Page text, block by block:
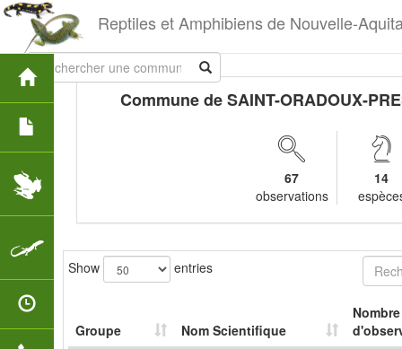
Reptiles et Amphibiens de Nouvelle-
Commune de SAINT-ORADOUX-
67
observations
14
Show entries
Groupe Nom Scientifique
Nombre